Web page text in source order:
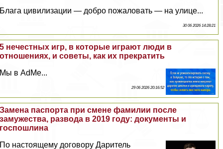
Блага цивилизации — добро пожаловать — на улице...
30 06 2026 14:28:21
5 нечестных игр, в которые играют люди в
отношениях, и советы, как их прекратить
Мы в AdMe...
29 06 2026 20:16:52
Замена паспорта при смене фамилии после
замужества, развода в 2019 году: документы и
госпошлина
По настоящему договору Даритель